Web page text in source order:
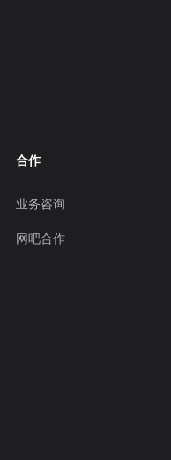
合作
业务咨询
网吧合作